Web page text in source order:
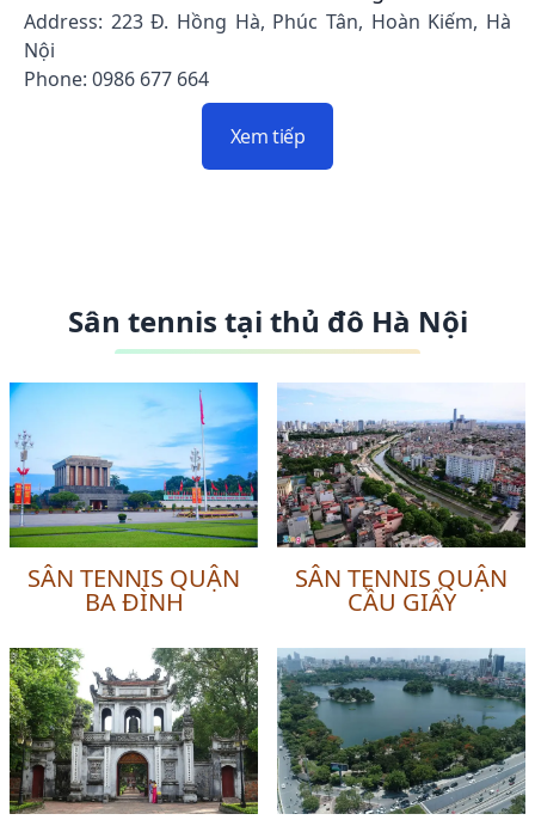
Address: 223 Đ. Hồng Hà, Phúc Tân, Hoàn Kiếm, Hà
Nội
Phone: 0986 677 664
Xem tiếp
Sân tennis tại thủ đô Hà Nội
SÂN TENNIS QUẬN
BA ĐÌNH
SÂN TENNIS QUẬN
CẦU GIẤY